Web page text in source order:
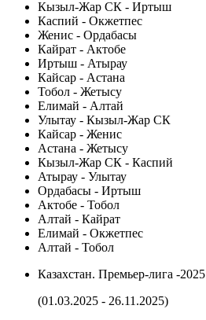
Кызыл-Жар СК - Иртыш
Каспий - Окжетпес
Женис - Ордабасы
Кайрат - Актобе
Иртыш - Атырау
Кайсар - Астана
Тобол - Жетысу
Елимай - Алтай
Улытау - Кызыл-Жар СК
Кайсар - Женис
Астана - Жетысу
Кызыл-Жар СК - Каспий
Атырау - Улытау
Ордабасы - Иртыш
Актобе - Тобол
Алтай - Кайрат
Елимай - Окжетпес
Алтай - Тобол
Казахстан. Премьер-лига -2025
(01.03.2025 - 26.11.2025)